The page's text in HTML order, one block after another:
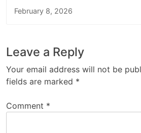
February 8, 2026
Leave a Reply
Your email address will not be
fields are marked *
Comment *